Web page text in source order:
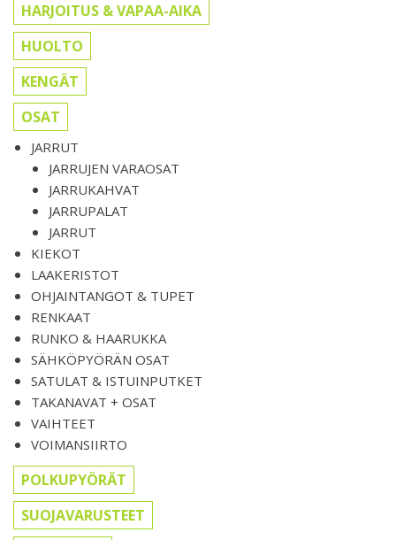
HARJOITUS & VAPAA-AIKA
HUOLTO
KENGÄT
OSAT
JARRUT
JARRUJEN VARAOSAT
JARRUKAHVAT
JARRUPALAT
JARRUT
KIEKOT
LAAKERISTOT
OHJAINTANGOT & TUPET
RENKAAT
RUNKO & HAARUKKA
SÄHKÖPYÖRÄN OSAT
SATULAT & ISTUINPUTKET
TAKANAVAT + OSAT
VAIHTEET
VOIMANSIIRTO
POLKUPYÖRÄT
SUOJAVARUSTEET